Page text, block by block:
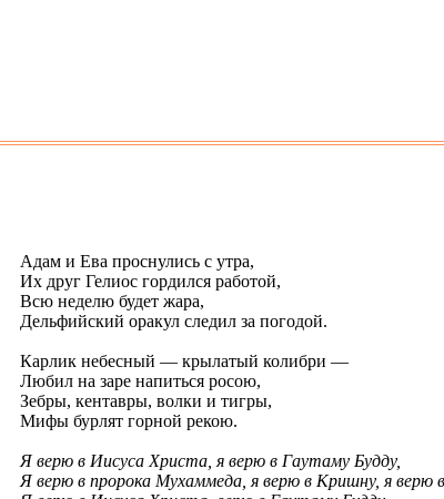
Адам и Ева проснулись с утра,
Их друг Гелиос гордился работой,
Всю неделю будет жара,
Дельфийский оракул следил за погодой.
Карлик небесный — крылатый колибри —
Любил на заре напиться росою,
Зебры, кентавры, волки и тигры,
Мифы бурлят горной рекою.
Я верю в Иисуса Христа, я верю в Гаутаму Будду,
Я верю в пророка Мухаммеда, я верю в Кришну, я верю